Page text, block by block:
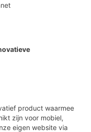
product waarmee
zijn voor mobiel,
eigen website via